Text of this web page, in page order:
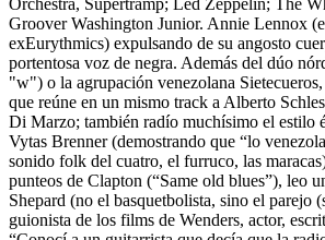
Groover Washington Junior. Annie Lennox
exEurythmics) expulsando de su angosto
portentosa voz de negra. Además del dúo
"w") o la agrupación venezolana
que reúne en un mismo track a Alberto
Di Marzo; también radío muchísimo el estilo
Vytas Brenner (demostrando que “lo
sonido folk del cuatro, el furruco, las
punteos de Clapton (“Same old blues”), leo
Shepard (no el basquetbolista, sino el parejo
guionista de los films de Wenders, actor,